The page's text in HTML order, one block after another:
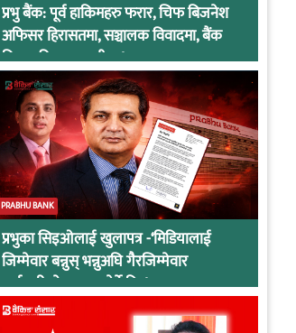
प्रभु बैंक: पूर्व हाकिमहरु फरार, चिफ बिजनेश
अफिसर हिरासतमा, सञ्चालक विवादमा, बैंक
नियामकीय कारवाहीमा !
PRABHU BANK
प्रभुका सिइओलाई खुलापत्र -‘मिडियालाई
जिम्मेवार बन्नुस् भन्नुअघि गैरजिम्मेवार
कर्मचारीको व्यवहार हेर्ने कि !